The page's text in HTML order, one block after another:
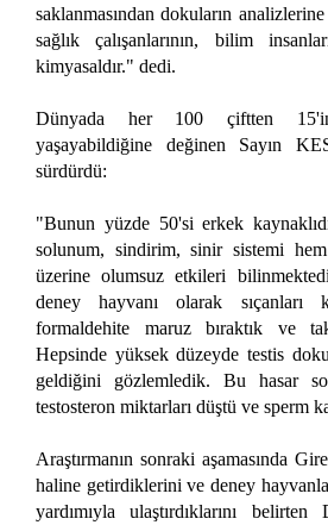
saklanmasından dokuların
sağlık çalışanlarının, bilim
kimyasaldır." dedi.
Dünyada her 100 çiftten
yaşayabildiğine değinen Sayın
sürdürdü:
"Bunun yüzde 50'si erkek
solunum, sindirim, sinir sistemi
üzerine olumsuz etkileri
deney hayvanı olarak sıçanları
formaldehite maruz bıraktık ve
Hepsinde yüksek düzeyde testis
geldiğini gözlemledik. Bu hasar
testosteron miktarları düştü ve sperm
Araştırmanın sonraki aşamasında
haline getirdiklerini ve deney
yardımıyla ulaştırdıklarını